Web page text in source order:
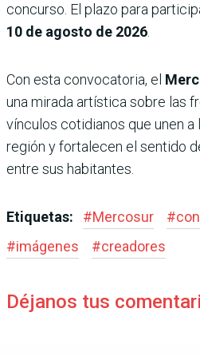
concurso. El plazo para
10 de agosto de 2026.
Con esta convocatoria, el
una mirada artística sobre las
vínculos cotidianos que unen
región y fortalecen el sentido
entre sus habitantes.
Etiquetas: #Mercosur #
#imágenes #creadores
Déjanos tus